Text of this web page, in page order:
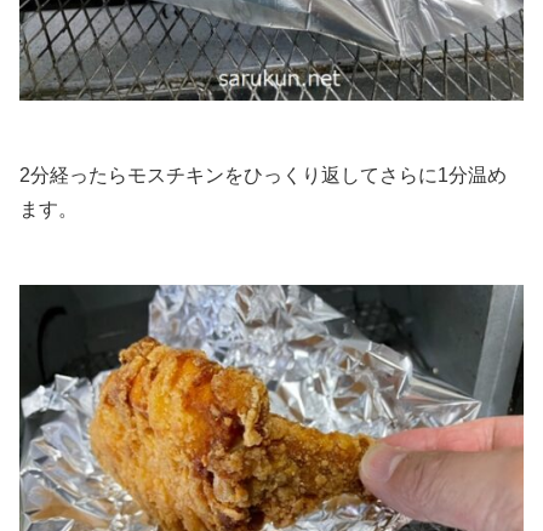
2分経ったらモスチキンをひっくり返してさらに1分温め
ます。